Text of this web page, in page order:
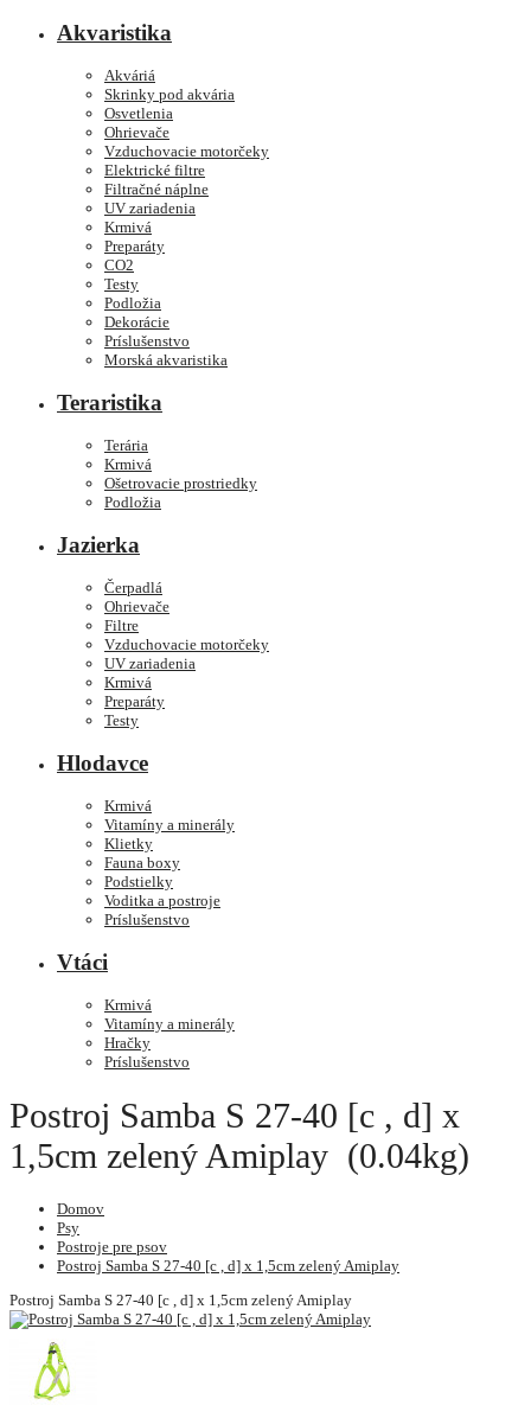
Akvaristika
Akváriá
Skrinky pod akvária
Osvetlenia
Ohrievače
Vzduchovacie motorčeky
Elektrické filtre
Filtračné náplne
UV zariadenia
Krmivá
Preparáty
CO2
Testy
Podložia
Dekorácie
Príslušenstvo
Morská akvaristika
Teraristika
Terária
Krmivá
Ošetrovacie prostriedky
Podložia
Jazierka
Čerpadlá
Ohrievače
Filtre
Vzduchovacie motorčeky
UV zariadenia
Krmivá
Preparáty
Testy
Hlodavce
Krmivá
Vitamíny a minerály
Klietky
Fauna boxy
Podstielky
Voditka a postroje
Príslušenstvo
Vtáci
Krmivá
Vitamíny a minerály
Hračky
Príslušenstvo
Postroj Samba S 27-40 [c , d] x
1,5cm zelený Amiplay (0.04kg)
Domov
Psy
Postroje pre psov
Postroj Samba S 27-40 [c , d] x 1,5cm zelený Amiplay
Postroj Samba S 27-40 [c , d] x 1,5cm zelený Amiplay